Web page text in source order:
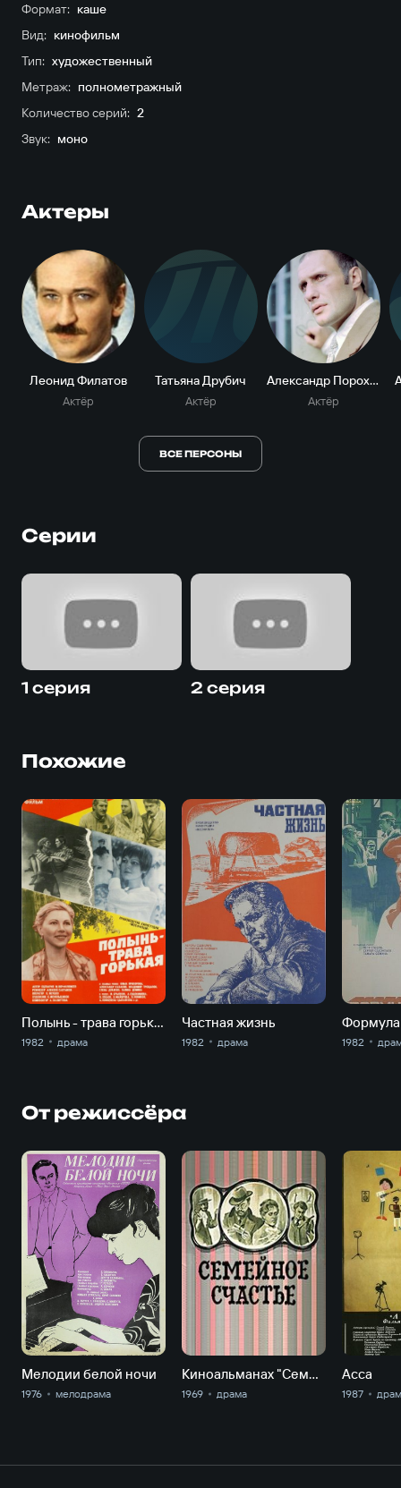
Формат: каше
Вид: кинофильм
Тип: художественный
Метраж: полнометражный
Количество серий: 2
Звук: моно
Актеры
Леонид Филатов
Актёр
Т
Татьяна Друбич
Актёр
Александр Пороховщиков
Актёр
ВСЕ ПЕРСОНЫ
Серии
1 серия 2 серия
Похожие
Полынь - трава горькая
1982 драма
Частная жизнь
1982 драма
Формула
1982
От режиссёра
Мелодии белой ночи
1976 мелодрама
Киноальманах "Семейное счастье". Предложение
1969 драма
Асса
1987